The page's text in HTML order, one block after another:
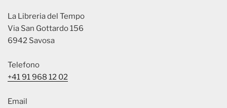
La Libreria del Tempo
Via San Gottardo 156
6942 Savosa
Telefono
+41 91 968 12 02
Email